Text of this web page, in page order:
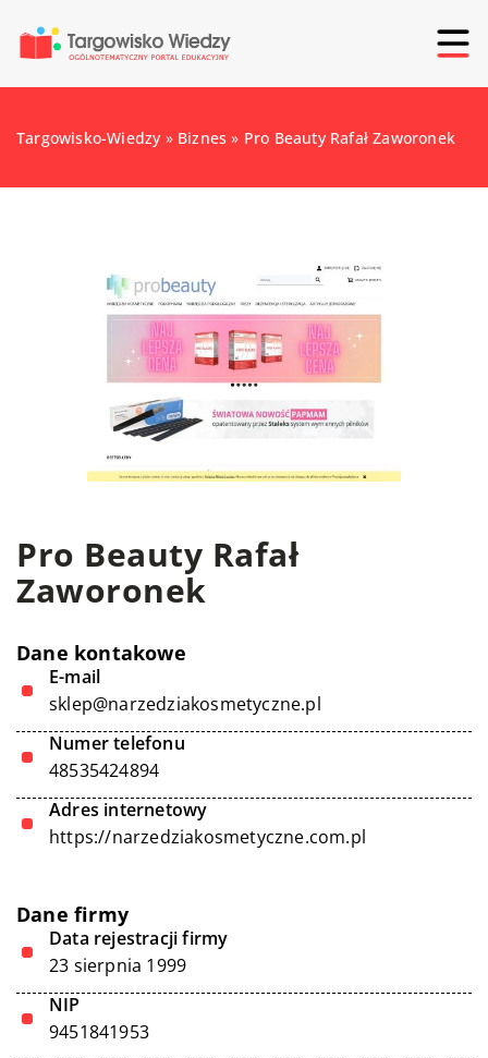
Targowisko-Wiedzy » Biznes » Pro Beauty Rafał Zaworonek
Pro Beauty Rafał
Zaworonek
Dane kontakowe
E-mail
sklep@narzedziakosmetyczne.pl
Numer telefonu
48535424894
Adres internetowy
https://narzedziakosmetyczne.com.pl
Dane firmy
Data rejestracji firmy
23 sierpnia 1999
NIP
9451841953